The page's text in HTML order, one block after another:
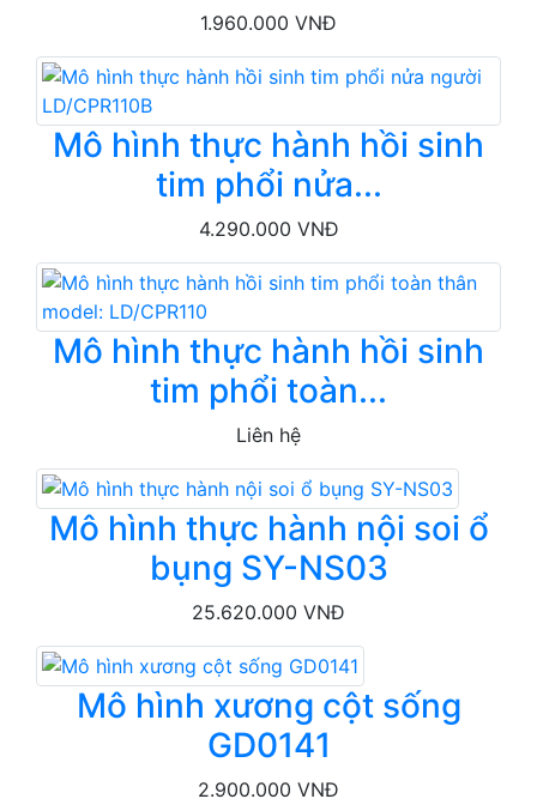
1.960.000 VNĐ
Mô hình thực hành hồi sinh
tim phổi nửa...
4.290.000 VNĐ
Mô hình thực hành hồi sinh
tim phổi toàn...
Liên hệ
Mô hình thực hành nội soi ổ
bụng SY-NS03
25.620.000 VNĐ
Mô hình xương cột sống
GD0141
2.900.000 VNĐ